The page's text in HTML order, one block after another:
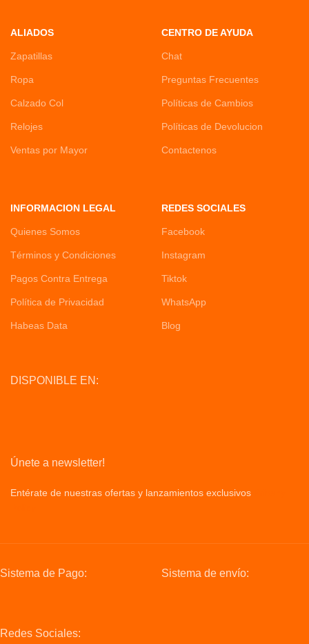
ALIADOS
Zapatillas
Ropa
Calzado Col
Relojes
Ventas por Mayor
CENTRO DE AYUDA
Chat
Preguntas Frecuentes
Políticas de Cambios
Políticas de Devolucion
Contactenos
INFORMACION LEGAL
Quienes Somos
Términos y Condiciones
Pagos Contra Entrega
Política de Privacidad
Habeas Data
REDES SOCIALES
Facebook
Instagram
Tiktok
WhatsApp
Blog
DISPONIBLE EN:
Únete a newsletter!
Entérate de nuestras ofertas y lanzamientos exclusivos
Sistema de Pago: Sistema de envío:
Redes Sociales: